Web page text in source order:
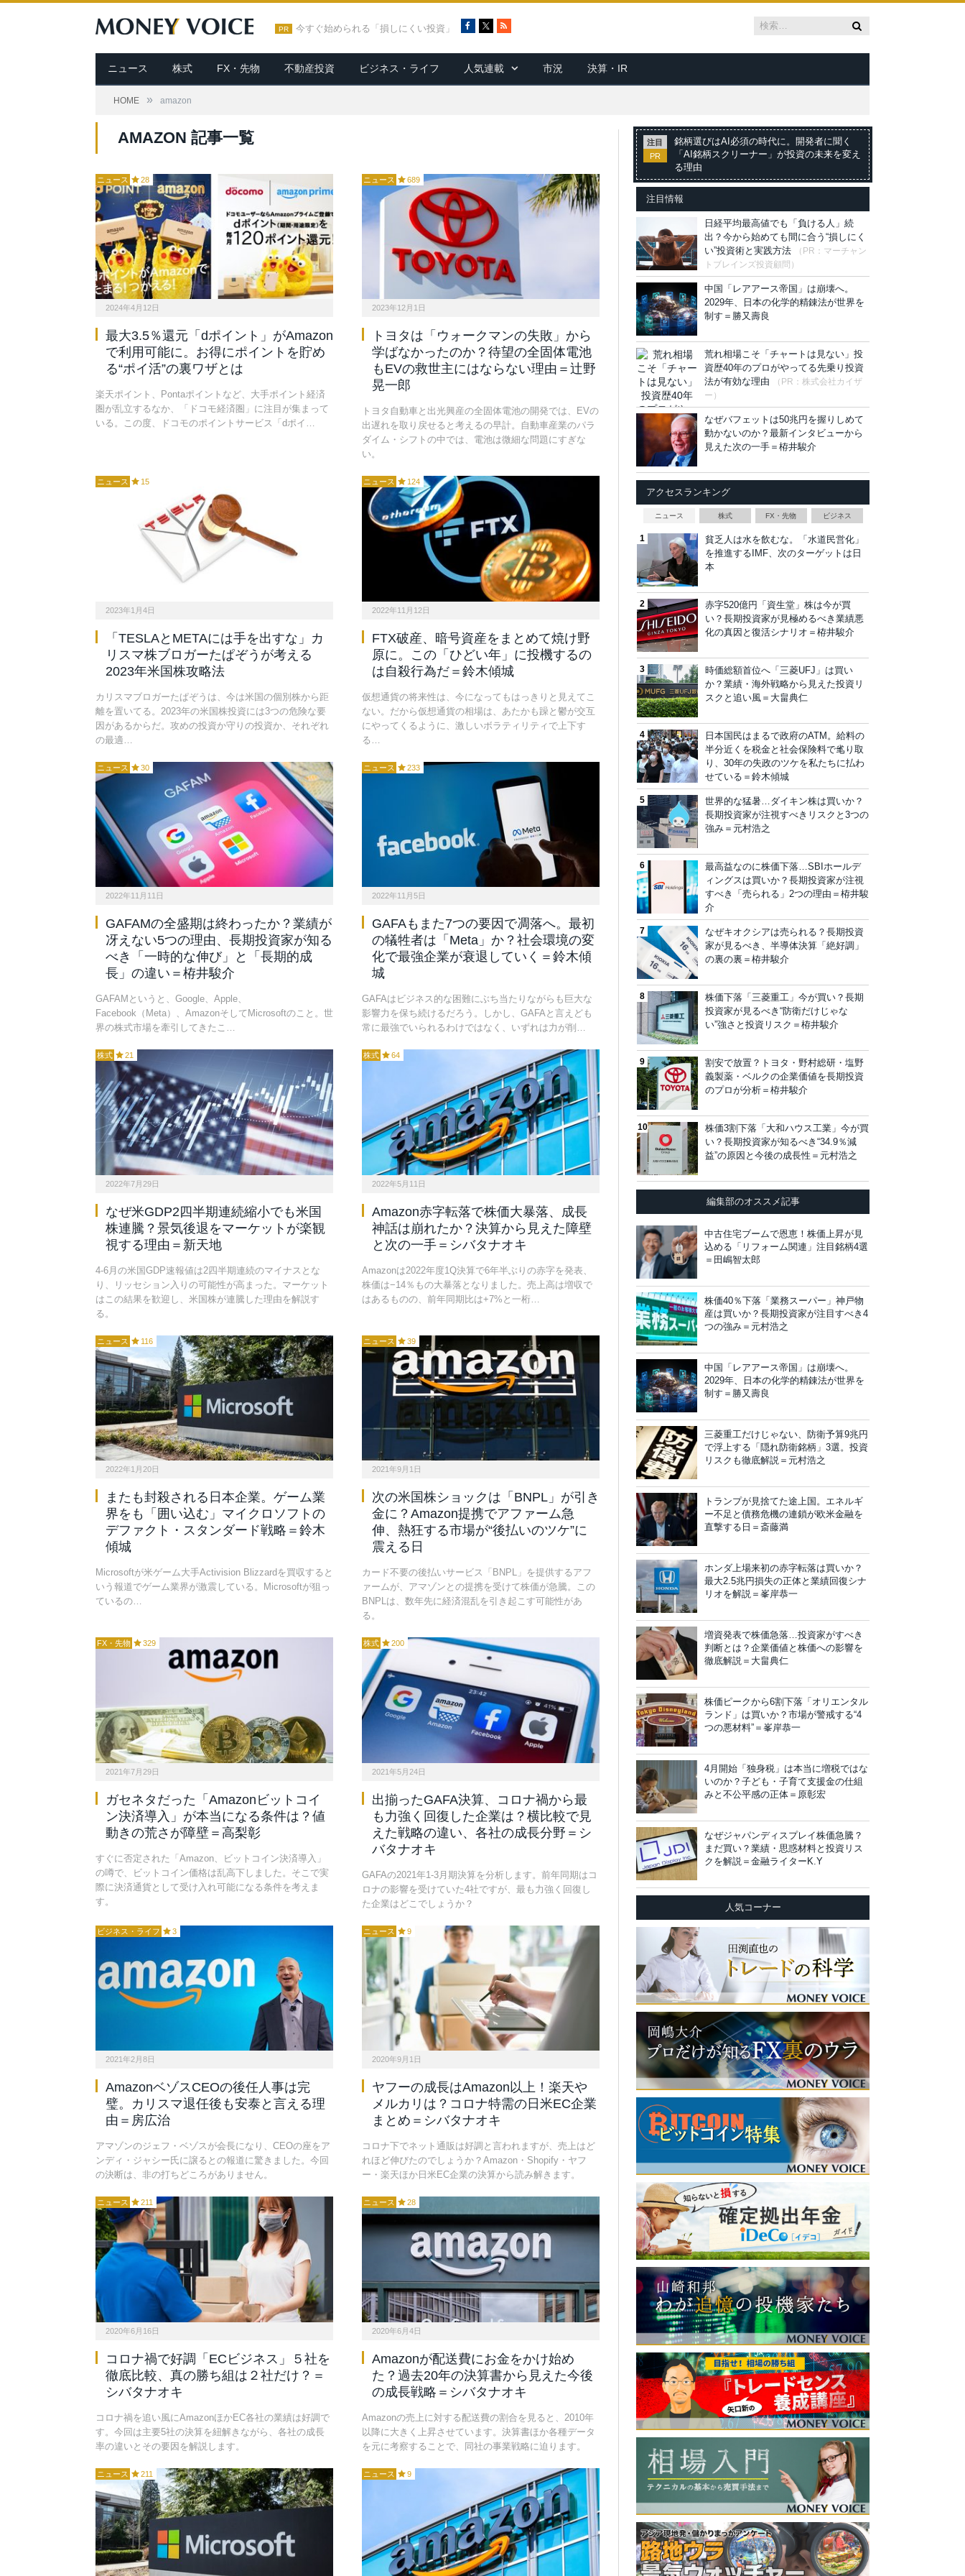
PR 今すぐ始められる「損しにくい投資」
c
e
b
R
S
ニュース 株式 FX・先物 不動産投資 ビジネス・ライフ 人気連載 市況 決算・IR
HOME » amazon
AMAZON 記事一覧
ニュース 28
2024年4月12日
最大3.5％還元「dポイント」がAmazon
で利用可能に。お得にポイントを貯め
る“ポイ活”の裏ワザとは
楽天ポイント、Pontaポイントなど、大手ポイント経済
圏が乱立するなか、「ドコモ経済圏」に注目が集まって
いる。この度、ドコモのポイントサービス「dポイ…
ニュース 689
2023年12月1日
トヨタは「ウォークマンの失敗」から
学ばなかったのか？待望の全固体電池
もEVの救世主にはならない理由＝辻野
晃一郎
トヨタ自動車と出光興産の全固体電池の開発では、EVの
出遅れを取り戻せると考えるの早計。自動車産業のパラ
ダイム・シフトの中では、電池は微細な問題にすぎな
い。
ニュース 15
2023年1月4日
「TESLAとMETAには手を出すな」カ
リスマ株ブロガーたぱぞうが考える
2023年米国株攻略法
カリスマブロガーたぱぞうは、今は米国の個別株から距
離を置いてる。2023年の米国株投資には3つの危険な要
因があるからだ。攻めの投資か守りの投資か、それぞれ
の最適…
ニュース 124
2022年11月12日
FTX破産、暗号資産をまとめて焼け野
原に。この「ひどい年」に投機するの
は自殺行為だ＝鈴木傾城
仮想通貨の将来性は、今になってもはっきりと見えてこ
ない。だから仮想通貨の相場は、あたかも躁と鬱が交互
にやってくるように、激しいボラティリティで上下す
る…
ニュース 30
2022年11月11日
GAFAMの全盛期は終わったか？業績が
冴えない5つの理由、長期投資家が知る
べき「一時的な伸び」と「長期的成
長」の違い＝栫井駿介
GAFAMというと、Google、Apple、
Facebook（Meta）、AmazonそしてMicrosoftのこと。世
界の株式市場を牽引してきたこ…
ニュース 233
2022年11月5日
GAFAもまた7つの要因で凋落へ。最初
の犠牲者は「Meta」か？社会環境の変
化で最強企業が衰退していく＝鈴木傾
城
GAFAはビジネス的な困難にぶち当たりながらも巨大な
影響力を保ち続けるだろう。しかし、GAFAと言えども
常に最強でいられるわけではなく、いずれは力が削…
株式 21
2022年7月29日
なぜ米GDP2四半期連続縮小でも米国
株連騰？景気後退をマーケットが楽観
視する理由＝新天地
4-6月の米国GDP速報値は2四半期連続のマイナスとな
り、リッセション入りの可能性が高まった。マーケット
はこの結果を歓迎し、米国株が連騰した理由を解説す
る。
株式 64
2022年5月11日
Amazon赤字転落で株価大暴落、成長
神話は崩れたか？決算から見えた障壁
と次の一手＝シバタナオキ
Amazonは2022年度1Q決算で6年半ぶりの赤字を発表、
株価は−14％もの大暴落となりました。売上高は増収で
はあるものの、前年同期比は+7%と一桁…
ニュース 116
2022年1月20日
またも封殺される日本企業。ゲーム業
界をも「囲い込む」マイクロソフトの
デファクト・スタンダード戦略＝鈴木
傾城
Microsoftが米ゲーム大手Activision Blizzardを買収すると
いう報道でゲーム業界が激震している。Microsoftが狙っ
ているの…
ニュース 39
2021年9月1日
次の米国株ショックは「BNPL」が引き
金に？Amazon提携でアファーム急
伸、熱狂する市場が“後払いのツケ”に
震える日
カード不要の後払いサービス「BNPL」を提供するアフ
ァームが、アマゾンとの提携を受けて株価が急騰。この
BNPLは、数年先に経済混乱を引き起こす可能性があ
る。
FX・先物 329
2021年7月29日
ガセネタだった「Amazonビットコイ
ン決済導入」が本当になる条件は？値
動きの荒さが障壁＝高梨彰
すぐに否定された「Amazon、ビットコイン決済導入」
の噂で、ビットコイン価格は乱高下しました。そこで実
際に決済通貨として受け入れ可能になる条件を考えま
す。
株式 200
2021年5月24日
出揃ったGAFA決算、コロナ禍から最
も力強く回復した企業は？横比較で見
えた戦略の違い、各社の成長分野＝シ
バタナオキ
GAFAの2021年1-3月期決算を分析します。前年同期はコ
ロナの影響を受けていた4社ですが、最も力強く回復し
た企業はどこでしょうか？
ビジネス・ライフ 3
2021年2月8日
AmazonベゾスCEOの後任人事は完
璧。カリスマ退任後も安泰と言える理
由＝房広治
アマゾンのジェフ・ベゾスが会長になり、CEOの座をア
ンディ・ジャシー氏に譲るとの報道に驚きました。今回
の決断は、非の打ちどころがありません。
ニュース 9
2020年9月1日
ヤフーの成長はAmazon以上！楽天や
メルカリは？コロナ特需の日米EC企業
まとめ＝シバタナオキ
コロナ下でネット通販は好調と言われますが、売上はど
れほど伸びたのでしょうか？Amazon・Shopify・ヤフ
ー・楽天ほか日米EC企業の決算から読み解きます。
ニュース 211
2020年6月16日
コロナ禍で好調「ECビジネス」５社を
徹底比較、真の勝ち組は２社だけ？＝
シバタナオキ
コロナ禍を追い風にAmazonほかEC各社の業績は好調で
す。今回は主要5社の決算を紐解きながら、各社の成長
率の違いとその要因を解説します。
ニュース 28
2020年6月4日
Amazonが配送費にお金をかけ始め
た？過去20年の決算書から見えた今後
の成長戦略＝シバタナオキ
Amazonの売上に対する配送費の割合を見ると、2010年
以降に大きく上昇させています。決算書ほか各種データ
を元に考察することで、同社の事業戦略に迫ります。
ニュース 211 ニュース 9
注目
PR
銘柄選びはAI必須の時代に。開発者に聞く
「AI銘柄スクリーナー」が投資の未来を変え
る理由
注目情報
日経平均最高値でも「負ける人」続
出？今から始めても間に合う“損しにく
い”投資術と実践方法
（PR：マーチャン
トブレインズ投資顧問）
中国「レアアース帝国」は崩壊へ。
2029年、日本の化学的精錬法が世界を
制す＝勝又壽良
荒れ相場こそ「チャートは見ない」投
資歴40年のプロがやってる先乗り投資
法が有効な理由
（PR：株式会社カイザ
ー）
なぜバフェットは50兆円を握りしめて
動かないのか？最新インタビューから
見えた次の一手＝栫井駿介
アクセスランキング
ニュース 株式 FX・先物 ビジネス
貧乏人は水を飲むな。「水道民営化」
を推進するIMF、次のターゲットは日
本
赤字520億円「資生堂」株は今が買
い？長期投資家が見極めるべき業績悪
化の真因と復活シナリオ＝栫井駿介
時価総額首位へ「三菱UFJ」は買い
か？業績・海外戦略から見えた投資リ
スクと追い風＝大畠典仁
日本国民はまるで政府のATM。給料の
半分近くを税金と社会保険料で毟り取
り、30年の失政のツケを私たちに払わ
せている＝鈴木傾城
世界的な猛暑…ダイキン株は買いか？
長期投資家が注視すべきリスクと3つの
強み＝元村浩之
最高益なのに株価下落…SBIホールデ
ィングスは買いか？長期投資家が注視
すべき「売られる」2つの理由＝栫井駿
介
なぜキオクシアは売られる？長期投資
家が見るべき、半導体決算「絶好調」
の裏の裏＝栫井駿介
株価下落「三菱重工」今が買い？長期
投資家が見るべき“防衛だけじゃな
い”強さと投資リスク＝栫井駿介
割安で放置？トヨタ・野村総研・塩野
義製薬・ベルクの企業価値を長期投資
のプロが分析＝栫井駿介
株価3割下落「大和ハウス工業」今が買
い？長期投資家が知るべき“34.9％減
益”の原因と今後の成長性＝元村浩之
編集部のオススメ記事
中古住宅ブームで恩恵！株価上昇が見
込める「リフォーム関連」注目銘柄4選
＝田嶋智太郎
株価40％下落「業務スーパー」神戸物
産は買いか？長期投資家が注目すべき4
つの強み＝元村浩之
中国「レアアース帝国」は崩壊へ。
2029年、日本の化学的精錬法が世界を
制す＝勝又壽良
三菱重工だけじゃない、防衛予算9兆円
で浮上する「隠れ防衛銘柄」3選。投資
リスクも徹底解説＝元村浩之
トランプが見捨てた途上国。エネルギ
ー不足と債務危機の連鎖が欧米金融を
直撃する日＝斎藤満
ホンダ上場来初の赤字転落は買いか？
最大2.5兆円損失の正体と業績回復シナ
リオを解説＝峯岸恭一
増資発表で株価急落…投資家がすべき
判断とは？企業価値と株価への影響を
徹底解説＝大畠典仁
株価ピークから6割下落「オリエンタル
ランド」は買いか？市場が警戒する“4
つの悪材料”＝峯岸恭一
4月開始「独身税」は本当に増税ではな
いのか？子ども・子育て支援金の仕組
みと不公平感の正体＝原彰宏
なぜジャパンディスプレイ株価急騰？
まだ買い？業績・思惑材料と投資リス
クを解説＝金融ライターK.Y
人気コーナー